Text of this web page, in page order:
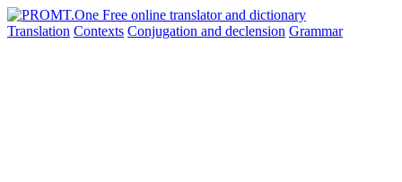
Translation Contexts Conjugation and declension Grammar